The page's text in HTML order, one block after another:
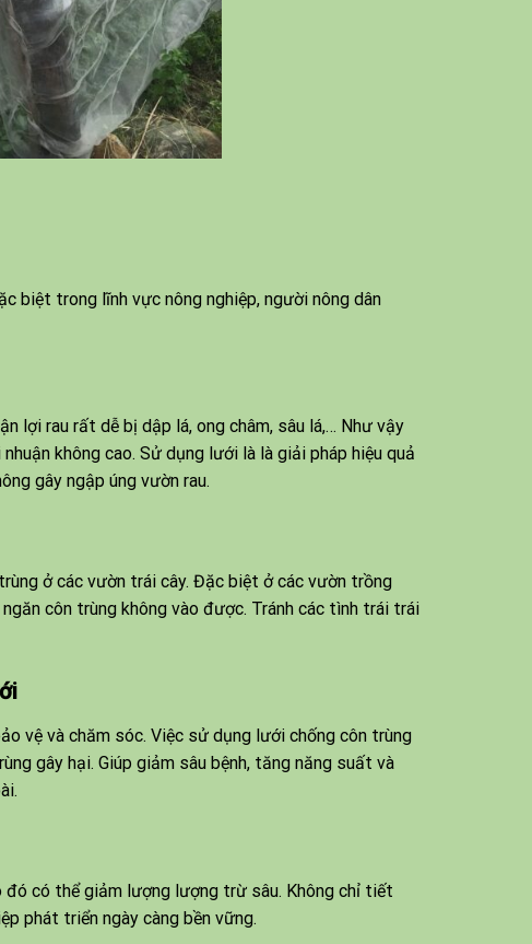
biệt trong lĩnh vực nông nghiệp, người nông dân
lợi rau rất dễ bị dập lá, ong châm, sâu lá,… Như vậy
không cao. Sử dụng lưới là là giải pháp hiệu quả
gây ngập úng vườn rau.
ở các vườn trái cây. Đặc biệt ở các vườn trồng
côn trùng không vào được. Tránh các tình trái trái
vệ và chăm sóc. Việc sử dụng lưới chống côn trùng
gây hại. Giúp giảm sâu bệnh, tăng năng suất và
có thể giảm lượng lượng trừ sâu. Không chỉ tiết
phát triển ngày càng bền vững.